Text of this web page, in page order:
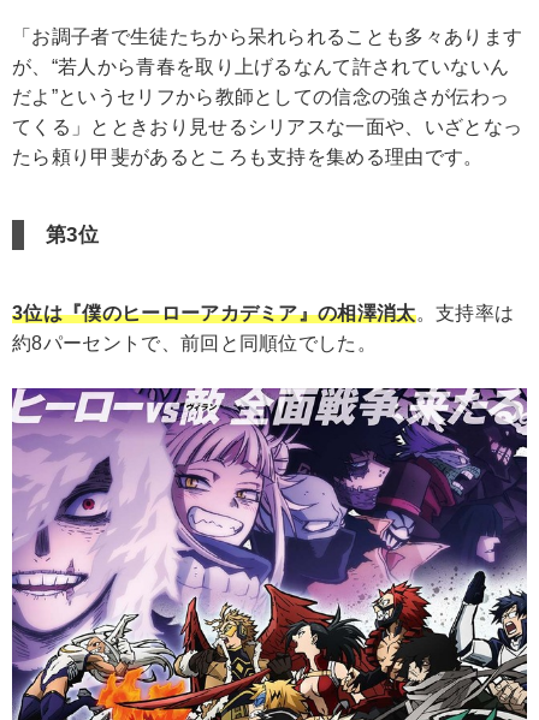
「お調子者で生徒たちから呆れられることも多々あります
が、“若人から青春を取り上げるなんて許されていないん
だよ”というセリフから教師としての信念の強さが伝わっ
てくる」とときおり見せるシリアスな一面や、いざとなっ
たら頼り甲斐があるところも支持を集める理由です。
第3位
3位は『僕のヒーローアカデミア』の相澤消太。支持率は
約8パーセントで、前回と同順位でした。